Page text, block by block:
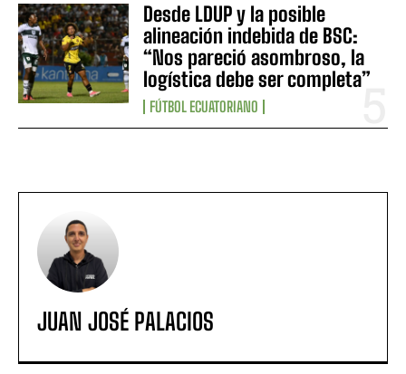
Desde LDUP y la posible
alineación indebida de BSC:
“Nos pareció asombroso, la
logística debe ser completa”
FÚTBOL ECUATORIANO
JUAN JOSÉ PALACIOS